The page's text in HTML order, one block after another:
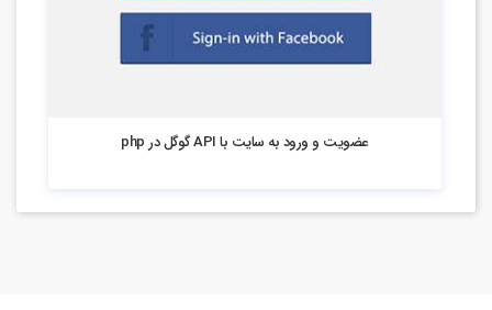
عضویت و ورود به سایت با API گوگل در php